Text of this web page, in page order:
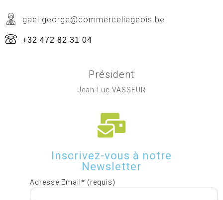
gael.george@commerceliegeois.be
+32 472 82 31 04
Président
Jean-Luc VASSEUR
Inscrivez-vous à notre
Newsletter
Adresse Email* (requis)